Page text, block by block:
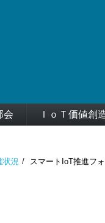
会 ＩｏＴ価値創
状況 スマートIoT推進フ